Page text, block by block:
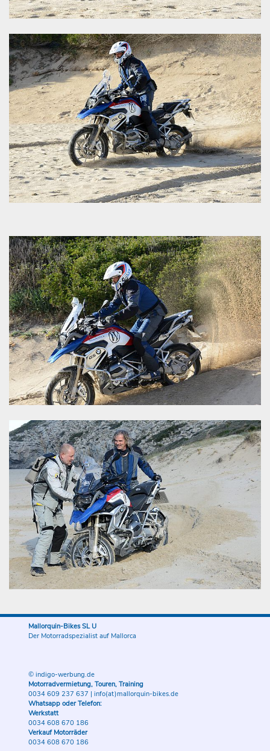
Mallorquin-Bikes SL U
Der Motorradspezialist auf Mallorca
© indigo-werbung.de
Motorradvermietung, Touren, Training
0034 609 237 637 | info(at)mallorquin-bikes.de
Whatsapp oder Telefon:
Werkstatt
0034 608 670 186
Verkauf Motorräder
0034 608 670 186